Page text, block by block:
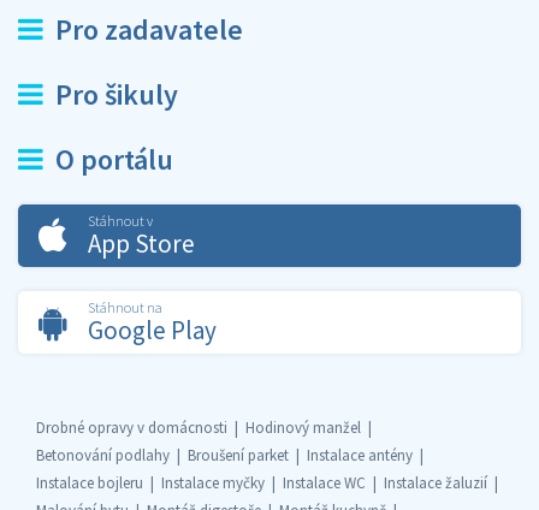
Pro zadavatele
Pro šikuly
O portálu
Stáhnout v
App Store
Stáhnout na
Google Play
Drobné opravy v domácnosti
Hodinový manžel
Betonování podlahy
Broušení parket
Instalace antény
Instalace bojleru
Instalace myčky Instalace WC
Instalace žaluzií